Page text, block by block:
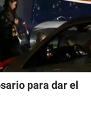
para dar el